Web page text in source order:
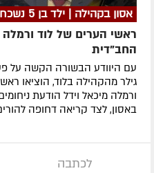
אסון בקהילה | ילד בן 5 נשכח ברכב
ראשי הערים של לוד
החב"דית
עם היוודע הבשורה הקשה על
גילר מהקהילה בלוד, הוציאו
ורמלה מיכאל וידל הודעת
באסון, לצד קריאה דחופה
לכתבה